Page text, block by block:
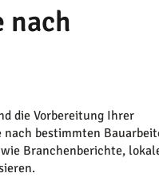
die Vorbereitung Ihrer
bestimmten
Branchenberichte,